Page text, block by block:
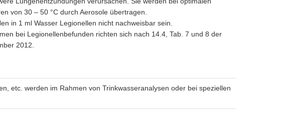
von 30 – 50 °C durch Aerosole übertragen.
in 1 ml Wasser Legionellen nicht nachweisbar sein.
bei Legionellenbefunden richten sich nach 14.4, Tab. 7 und 8 der
2012.
etc. werden im Rahmen von Trinkwasseranalysen oder bei speziellen